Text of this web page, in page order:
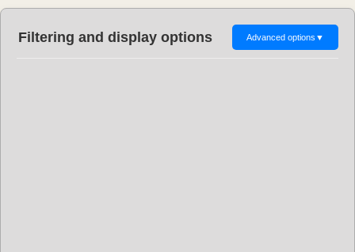
Filtering and display options Advanced options ▼